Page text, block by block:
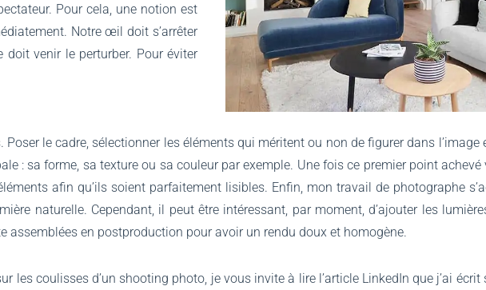
Pour cela, une notion est
Notre œil doit s’arrêter
venir le perturber. Pour éviter
Poser le cadre, sélectionner les éléments qui méritent ou non de figurer dans
: sa forme, sa texture ou sa couleur par exemple. Une fois ce premier point achevé
afin qu’ils soient parfaitement lisibles. Enfin, mon travail de photographe
naturelle. Cependant, il peut être intéressant, par moment, d’ajouter les
assemblées en postproduction pour avoir un rendu doux et homogène.
les coulisses d’un shooting photo, je vous invite à lire l’article LinkedIn que j’ai